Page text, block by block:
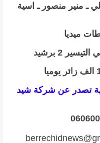
ـ منير منصورـ اسية
ميديا
تصدر عن شركة شيد